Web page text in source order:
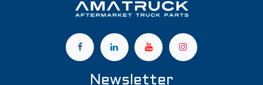
Newsletter